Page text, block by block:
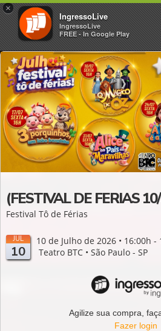
×
IngressoLive
IngressoLive
FREE - In Google Play
(FESTIVAL DE FERIAS
Festival Tô de Férias
JUL
10
10 de Julho de 2026 • 16:00h -
Teatro BTC • São Paulo - SP
Agilize sua compra,
Fazer login